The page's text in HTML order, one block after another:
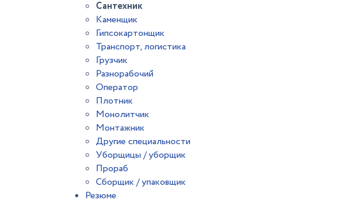
Сантехник
Каменщик
Гипсокартонщик
Транспорт, логистика
Грузчик
Разнорабочий
Оператор
Плотник
Монолитчик
Монтажник
Другие специальности
Уборщицы / уборщик
Прораб
Сборщик / упаковщик
Резюме